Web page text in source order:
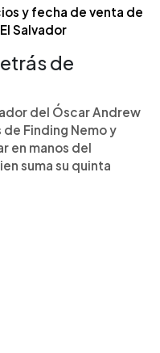
y fecha de venta de
Salvador
de
del Óscar Andrew
Finding Nemo y
en manos del
suma su quinta